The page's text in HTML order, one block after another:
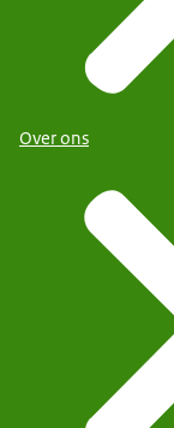
Over ons